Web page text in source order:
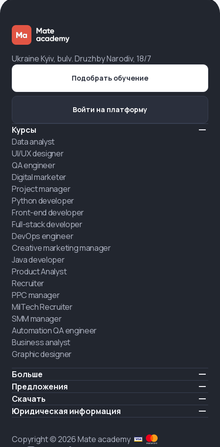
Ukraine Kyiv, bulv. Druzhby Narodiv, 18/7
Курсы
Data analyst
UI/UX designer
QA engineer
Digital marketer
Project manager
Python developer
Front-end developer
Full-stack developer
DevOps engineer
Creative marketing manager
Java developer
Product Analyst
Recruiter
PPC manager
MilTech Recruiter
SMM manager
Automation QA engineer
Business analyst
Graphic designer
Больше
Цены
Отзывы
О нас
Предложения
IT для ветеранов
Нанять выпускника
Обучение полного дня
Скачать
iOS
Юридическая информация
Политика конфиденциальности
Подобрать обучение
Войти на платформу
Copyright © 2026 Mate academy